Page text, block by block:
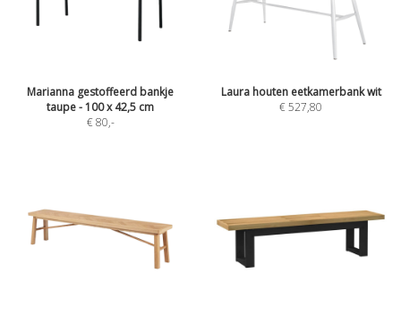
Marianna gestoffeerd bankje
taupe - 100 x 42,5 cm
€ 80,-
Laura houten eetkamerbank wit
€ 527,80